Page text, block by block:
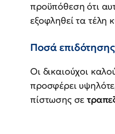
προϋπόθεση ότι
εξοφληθεί τα τέλη
Ποσά
Οι δικαιούχοι
προσφέρει
πίστωσης σε